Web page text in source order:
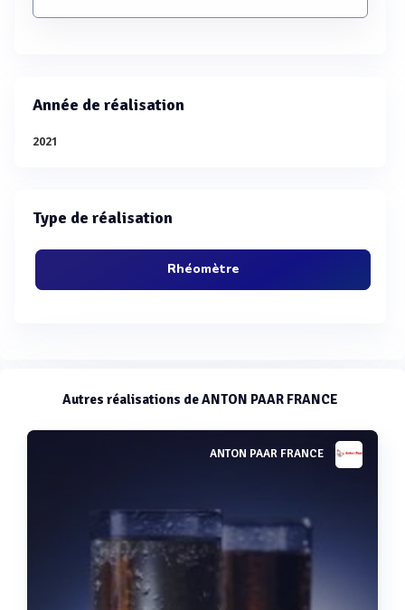
Année de réalisation
2021
Type de réalisation
Rhéomètre
Autres réalisations de ANTON PAAR FRANCE
ANTON PAAR FRANCE